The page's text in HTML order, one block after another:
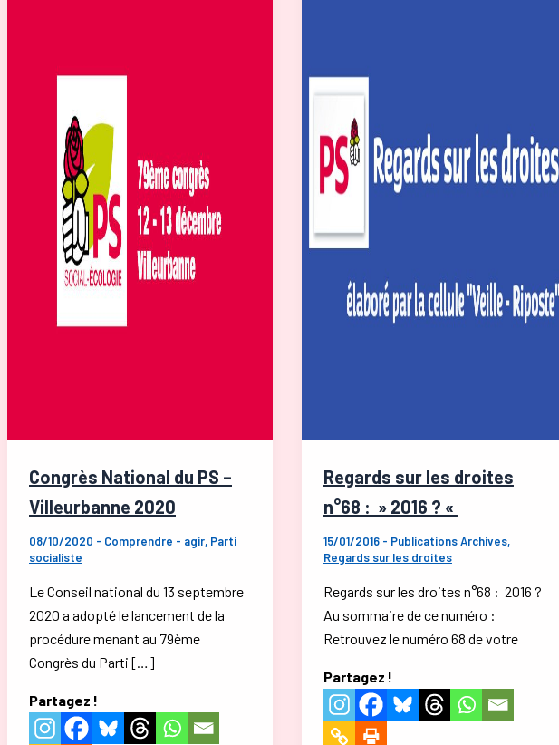
Congrès National du PS –
Villeurbanne 2020
08/10/2020 - Comprendre - agir, Parti
socialiste
Le Conseil national du 13 septembre
2020 a adopté le lancement de la
procédure menant au 79ème
Congrès du Parti […]
Partagez !
Regards sur les droites
n°68 : » 2016 ? «
15/01/2016 - Publications Archives,
Regards sur les droites
Regards sur les droites n°68 : 2016 ?
Au sommaire de ce numéro :
Retrouvez le numéro 68 de votre
Partagez !